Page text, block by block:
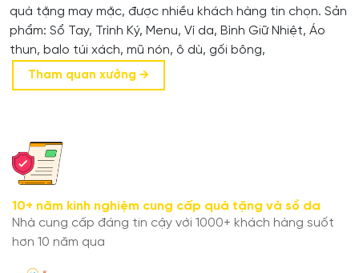
quà tặng may mặc, được nhiều khách hàng tin chọn. Sản
phẩm: Sổ Tay, Trình Ký, Menu, Ví da, Bình Giữ Nhiệt, Áo
thun, balo túi xách, mũ nón, ô dù, gối bông,
Tham quan xưởng →
10+ năm kinh nghiệm cung cấp quà tặng và sổ da
Nhà cung cấp đáng tin cậy với 1000+ khách hàng suốt
hơn 10 năm qua